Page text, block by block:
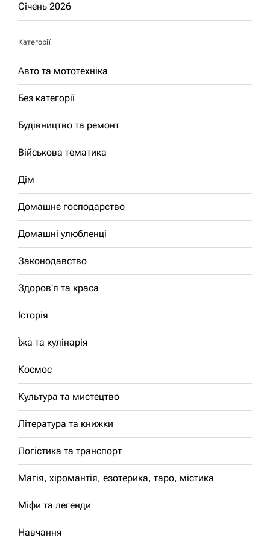
Січень 2026
Категорії
Авто та мототехніка
Без категорії
Будівництво та ремонт
Військова тематика
Дім
Домашнє господарство
Домашні улюбленці
Законодавство
Здоров'я та краса
Історія
Їжа та кулінарія
Космос
Культура та мистецтво
Література та книжки
Логістика та транспорт
Магія, хіромантія, езотерика, таро, містика
Міфи та легенди
Навчання